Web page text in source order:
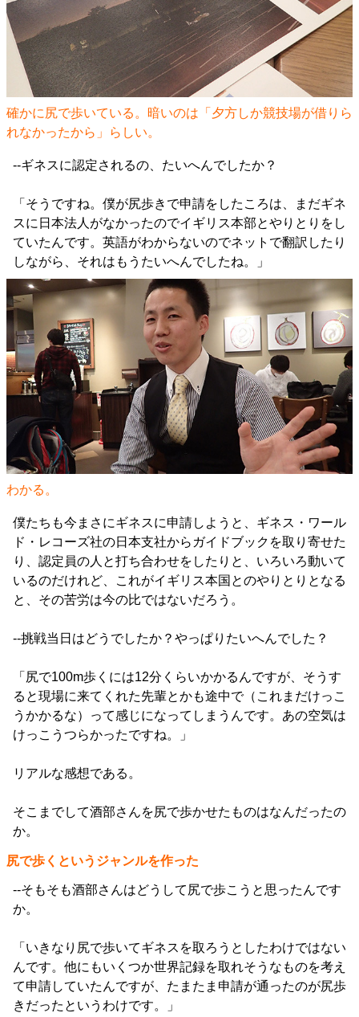
確かに尻で歩いている。暗いのは「夕方しか競技場が借りら
れなかったから」らしい。
--ギネスに認定されるの、たいへんでしたか？
「そうですね。僕が尻歩きで申請をしたころは、まだギネ
スに日本法人がなかったのでイギリス本部とやりとりをし
ていたんです。英語がわからないのでネットで翻訳したり
しながら、それはもうたいへんでしたね。」
わかる。
僕たちも今まさにギネスに申請しようと、ギネス・ワール
ド・レコーズ社の日本支社からガイドブックを取り寄せた
り、認定員の人と打ち合わせをしたりと、いろいろ動いて
いるのだけれど、これがイギリス本国とのやりとりとなる
と、その苦労は今の比ではないだろう。
--挑戦当日はどうでしたか？やっぱりたいへんでした？
「尻で100m歩くには12分くらいかかるんですが、そうす
ると現場に来てくれた先輩とかも途中で（これまだけっこ
うかかるな）って感じになってしまうんです。あの空気は
けっこうつらかったですね。」
リアルな感想である。
そこまでして酒部さんを尻で歩かせたものはなんだったの
か。
尻で歩くというジャンルを作った
--そもそも酒部さんはどうして尻で歩こうと思ったんです
か。
「いきなり尻で歩いてギネスを取ろうとしたわけではない
んです。他にもいくつか世界記録を取れそうなものを考え
て申請していたんですが、たまたま申請が通ったのが尻歩
きだったというわけです。」